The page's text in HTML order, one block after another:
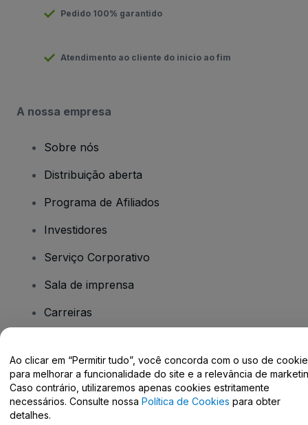
Pedido 100% garantido
Atendimento ao cliente do início ao fim
A nossa empresa
Sobre nós
Distribuição aberta
Programa de Afiliados
Investidores
Serviço Corporativo
Sala de imprensa
Carreiras
Tem dúvidas?
Centro de Ajuda / Fale Conosco
Ao clicar em “Permitir tudo”, você concorda com o uso de
para melhorar a funcionalidade do site e a relevância de
Caso contrário, utilizaremos apenas cookies estritamente
necessários. Consulte nossa Política de Cookies para obter
detalhes.